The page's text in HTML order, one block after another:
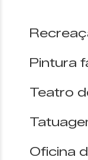
Pintura
Teatro
Oficina